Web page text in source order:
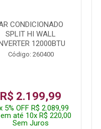
CONDICIONADO
SPLIT HI WALL
12000BTU
Código: 260400
R$ 2.199,99
5% OFF R$ 2.089,99
até 10x R$ 220,00
Sem Juros